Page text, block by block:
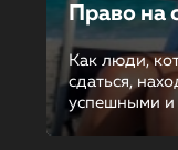
Право на
Как люди,
сдаться,
успешными и